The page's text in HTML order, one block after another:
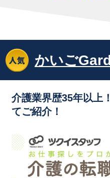
かいご
介護業界歴35年以上！
てご紹介！